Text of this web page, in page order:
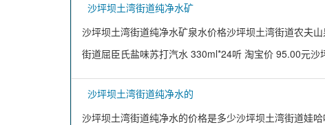
沙坪坝土湾街道纯净水矿
沙坪坝土湾街道纯净水矿泉水价格沙坪坝土湾街道农夫
街道屈臣氏盐味苏打汽水 330ml*24听 淘宝价 95.00元沙
沙坪坝土湾街道纯净水的
沙坪坝土湾街道纯净水的价格是多少沙坪坝土湾街道娃